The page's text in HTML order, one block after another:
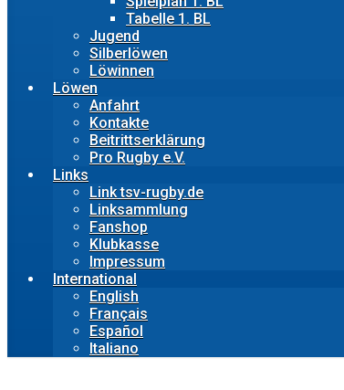
Tabelle 1. BL
Jugend
Silberlöwen
Löwinnen
Löwen
Anfahrt
Kontakte
Beitrittserklärung
Pro Rugby e.V.
Links
Link tsv-rugby.de
Linksammlung
Fanshop
Klubkasse
Impressum
International
English
Français
Español
Italiano